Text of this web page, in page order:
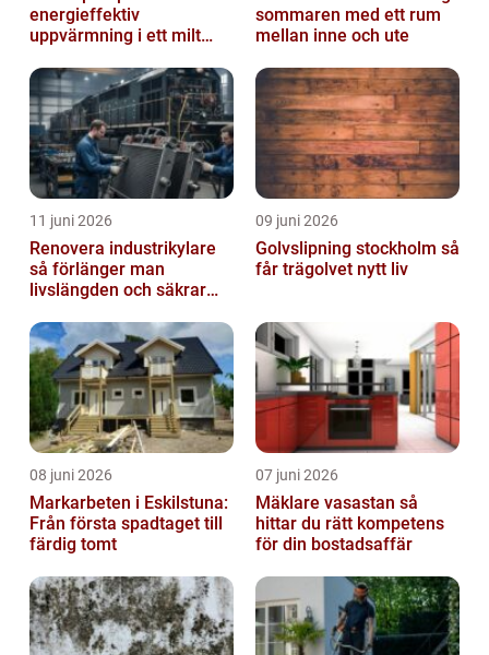
energieffektiv
uppvärmning i ett milt
sommaren med ett rum
mellan inne och ute
11 juni 2026
Renovera industrikylare
så förlänger man
livslängden och säkrar
09 juni 2026
Golvslipning stockholm så
får trägolvet nytt liv
08 juni 2026
Markarbeten i Eskilstuna:
Från första spadtaget till
färdig tomt
07 juni 2026
Mäklare vasastan så
hittar du rätt kompetens
för din bostadsaffär